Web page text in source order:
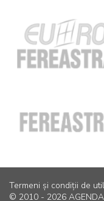
Termeni și condiții de
© 2010 - 2026 AGENDA